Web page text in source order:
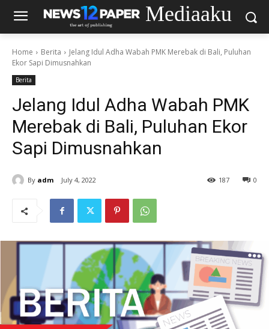
Mediaaku
Home Berita
Jelang Idul Adha Wabah PMK Merebak di Bali, Puluhan
Ekor Sapi Dimusnahkan
Berita
Jelang Idul Adha Wabah PMK
Merebak di Bali, Puluhan Ekor
Sapi Dimusnahkan
By adm July 4, 2022 0
187